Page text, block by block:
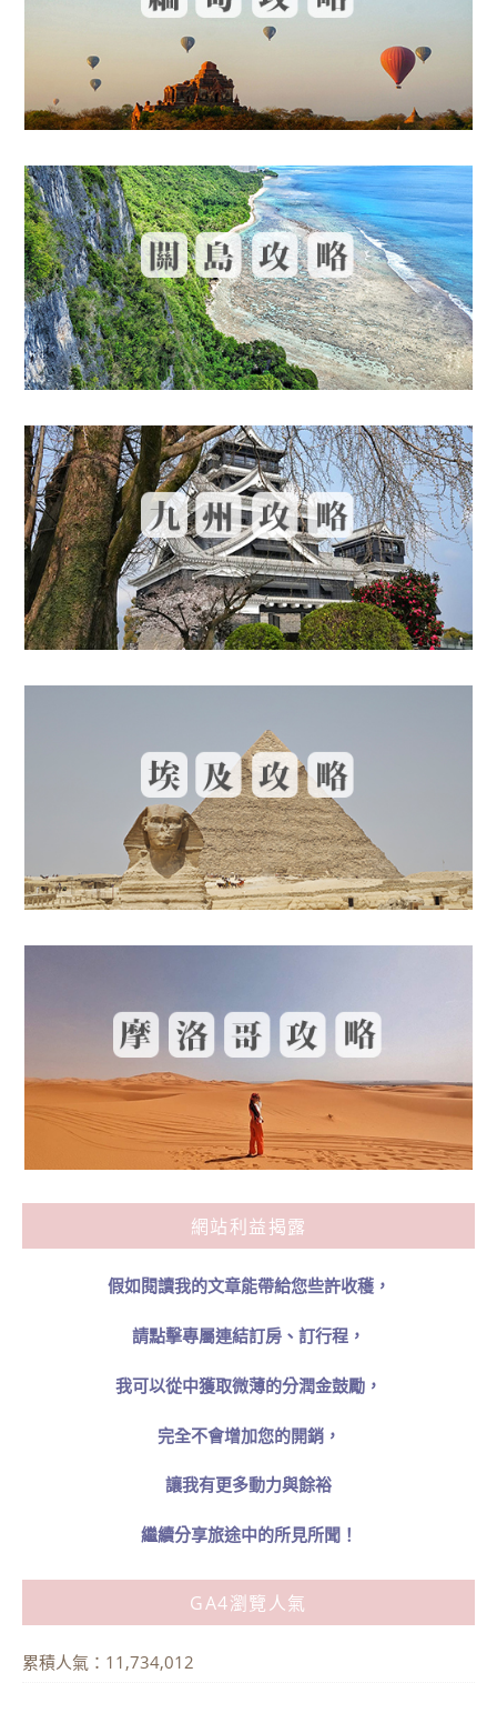
網站利益揭露
假如閱讀我的文章能帶給您些許收穫，
請點擊專屬連結訂房、訂行程，
我可以從中獲取微薄的分潤金鼓勵，
完全不會增加您的開銷，
讓我有更多動力與餘裕
繼續分享旅途中的所見所聞！
GA4瀏覽人氣
累積人氣：11,734,012